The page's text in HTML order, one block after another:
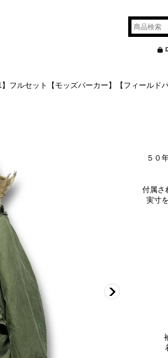
】フルセット【モッズパーカー】【フィールド
５０
付属さ
実寸
袖
着